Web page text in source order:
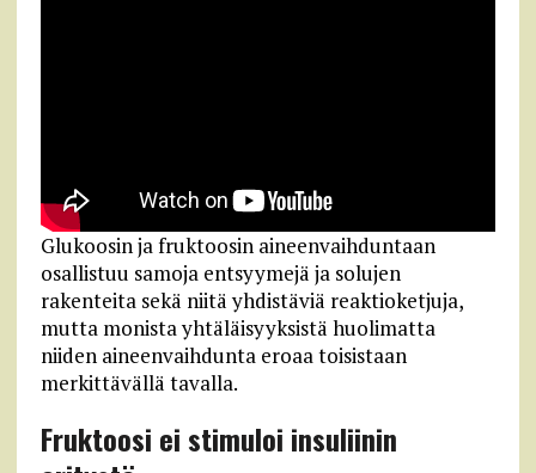
Glukoosin ja fruktoosin aineenvaihduntaan
osallistuu samoja entsyymejä ja solujen
rakenteita sekä niitä yhdistäviä reaktioketjuja,
mutta monista yhtäläisyyksistä huolimatta
niiden aineenvaihdunta eroaa toisistaan
merkittävällä tavalla.
Fruktoosi ei stimuloi insuliinin